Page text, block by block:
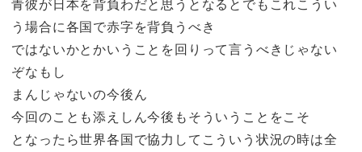
青彼が日本を背負わだと思うとなるとでもこれこうい
う場合に各国で赤字を背負うべき
ではないかとかいうことを回りって言うべきじゃない
ぞなもし
まんじゃないの今後ん
今回のことも添えしん今後もそういうことをこそ
となったら世界各国で協力してこういう状況の時は全